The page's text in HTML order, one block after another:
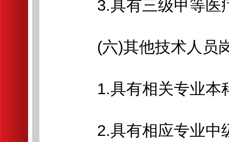
3.具有三级甲等医
(六)其他技术人员
1.具有相关专业本
2.具有相应专业中